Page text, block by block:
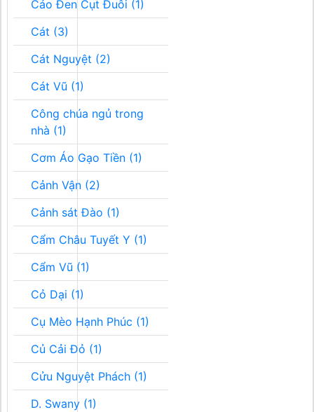
Cáo Đen Cụt Đuôi (1)
Cát (3)
Cát Nguyệt (2)
Cát Vũ (1)
Công chúa ngủ trong
nhà (1)
Cơm Áo Gạo Tiền (1)
Cảnh Vận (2)
Cảnh sát Đào (1)
Cẩm Châu Tuyết Y (1)
Cẩm Vũ (1)
Cỏ Dại (1)
Cụ Mèo Hạnh Phúc (1)
Củ Cải Đỏ (1)
Cửu Nguyệt Phách (1)
D. Swany (1)